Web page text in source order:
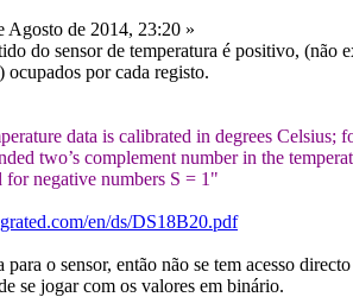
Agosto de 2014, 23:20 »
do sensor de temperatura é positivo, (não
por cada registo.
data is calibrated in degrees Celsius;
two’s complement number in the
negative numbers S = 1"
en/ds/DS18B20.pdf
o sensor, então não se tem acesso
se jogar com os valores em binário.